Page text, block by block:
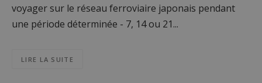
voyager sur le réseau ferroviaire japonais pendant
une période déterminée - 7, 14 ou 21...
LIRE LA SUITE